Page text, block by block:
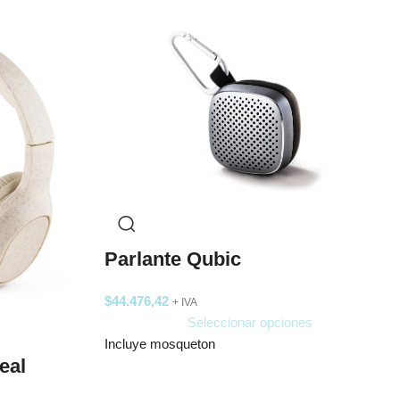
Parlante Qubic
$44.476,42 + IVA
Seleccionar opciones
Incluye mosqueton